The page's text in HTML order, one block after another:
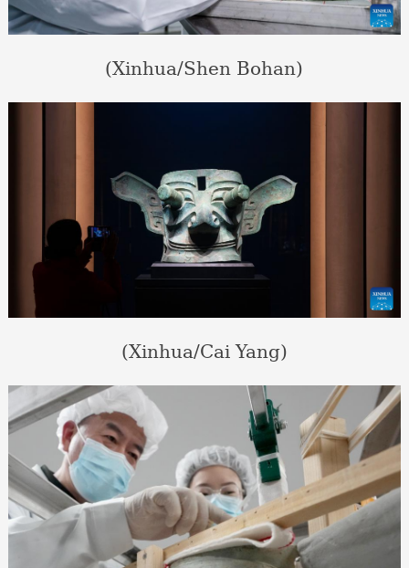
(Xinhua/Shen Bohan)
(Xinhua/Cai Yang)